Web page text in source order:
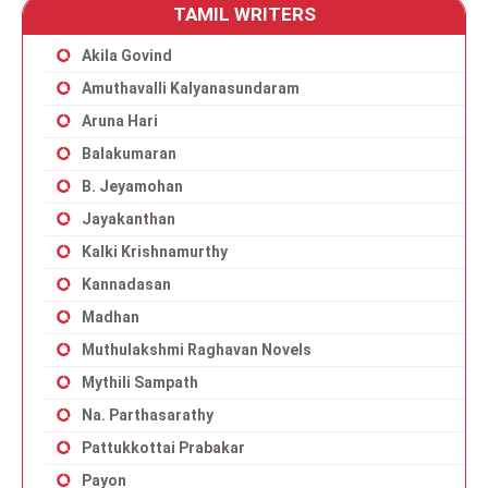
TAMIL WRITERS
Akila Govind
Amuthavalli Kalyanasundaram
Aruna Hari
Balakumaran
B. Jeyamohan
Jayakanthan
Kalki Krishnamurthy
Kannadasan
Madhan
Muthulakshmi Raghavan Novels
Mythili Sampath
Na. Parthasarathy
Pattukkottai Prabakar
Payon